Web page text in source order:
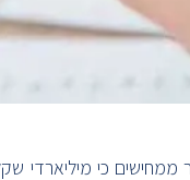
כי מיליארדי